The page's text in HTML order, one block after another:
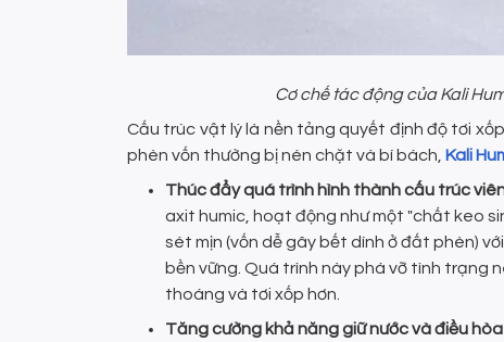
Cơ chế tác động của Kali
Cấu trúc vật lý là nền tảng quyết định độ tơi
phèn vốn thường bị nén chặt và bí bách, Kali
Thúc đẩy quá trình hình thành cấu trúc
axit humic, hoạt động như một "chất keo
sét mịn (vốn dễ gây bết dính ở đất phèn)
bền vững. Quá trình này phá vỡ tình
thoáng và tơi xốp hơn.
Tăng cường khả năng giữ nước và điều